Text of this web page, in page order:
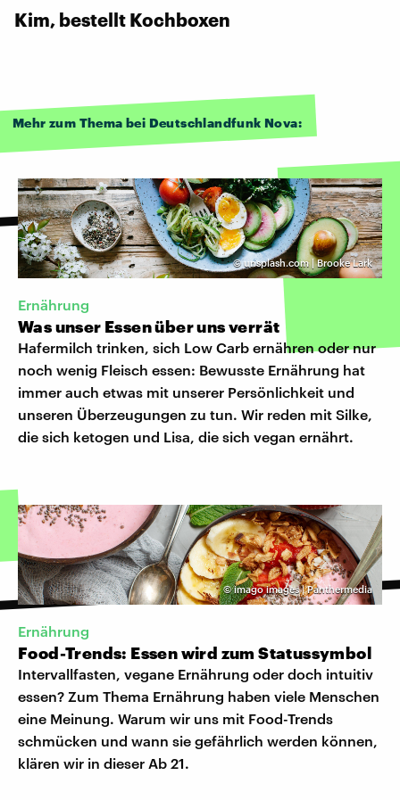
Kim, bestellt Kochboxen
Mehr zum Thema bei Deutschlandfunk Nova:
©unsplash.com | Brooke Lark
Ernährung
Was unser Essen über uns verrät
Hafermilch trinken, sich Low Carb ernähren oder nur
noch wenig Fleisch essen: Bewusste Ernährung hat
immer auch etwas mit unserer Persönlichkeit und
unseren Überzeugungen zu tun. Wir reden mit Silke,
die sich ketogen und Lisa, die sich vegan ernährt.
©imago images | Panthermedia
Ernährung
Food-Trends: Essen wird zum Statussymbol
Intervallfasten, vegane Ernährung oder doch intuitiv
essen? Zum Thema Ernährung haben viele Menschen
eine Meinung. Warum wir uns mit Food-Trends
schmücken und wann sie gefährlich werden können,
klären wir in dieser Ab 21.